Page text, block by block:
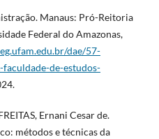
Manaus: Pró-Reitoria
Federal do Amazonas,
dae/57-
de-estudos-
Ernani Cesar de.
métodos e técnicas da